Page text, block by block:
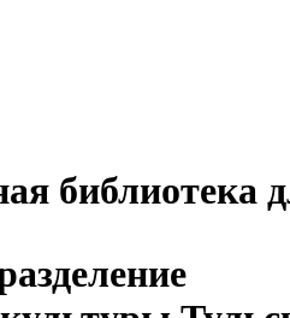
библиотека